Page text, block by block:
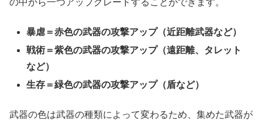
の中から一つアップグレードすることができます。
暴虐＝赤色の武器の攻撃アップ（近距離武器など）
戦術＝紫色の武器の攻撃アップ（遠距離、タレット
など）
生存＝緑色の武器の攻撃アップ（盾など）
武器の色は武器の種類によって変わるため、集めた武器が